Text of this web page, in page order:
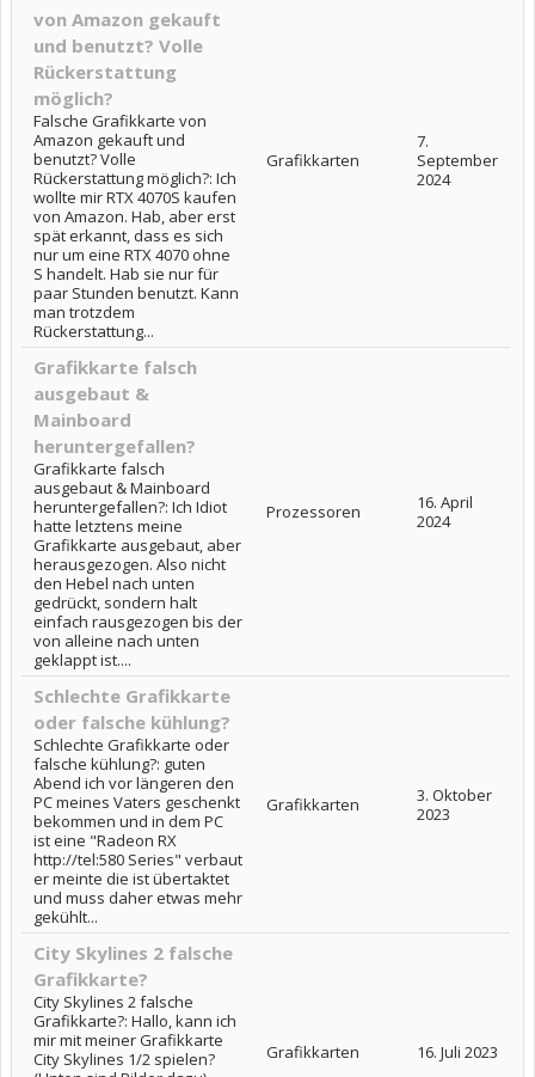
von Amazon gekauft
und benutzt? Volle
Rückerstattung
möglich?
Falsche Grafikkarte von
Amazon gekauft und
benutzt? Volle
Rückerstattung möglich?: Ich
wollte mir RTX 4070S kaufen
von Amazon. Hab, aber erst
spät erkannt, dass es sich
nur um eine RTX 4070 ohne
S handelt. Hab sie nur für
paar Stunden benutzt. Kann
man trotzdem
Rückerstattung...
Grafikkarten
7.
September
2024
Grafikkarte falsch
ausgebaut &
Mainboard
heruntergefallen?
Grafikkarte falsch
ausgebaut & Mainboard
heruntergefallen?: Ich Idiot
hatte letztens meine
Grafikkarte ausgebaut, aber
herausgezogen. Also nicht
den Hebel nach unten
gedrückt, sondern halt
einfach rausgezogen bis der
von alleine nach unten
geklappt ist....
Prozessoren
16. April
2024
Schlechte Grafikkarte
oder falsche kühlung?
Schlechte Grafikkarte oder
falsche kühlung?: guten
Abend ich vor längeren den
PC meines Vaters geschenkt
bekommen und in dem PC
ist eine "Radeon RX
http://tel:580 Series" verbaut
er meinte die ist übertaktet
und muss daher etwas mehr
gekühlt...
Grafikkarten
3. Oktober
2023
City Skylines 2 falsche
Grafikkarte?
City Skylines 2 falsche
Grafikkarte?: Hallo, kann ich
mir mit meiner Grafikkarte
City Skylines 1/2 spielen?
Grafikkarten 16. Juli 2023